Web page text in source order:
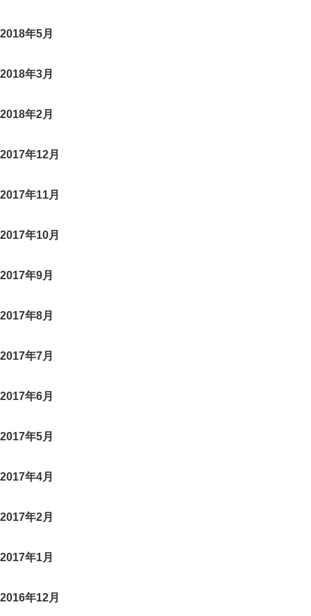
2018年5月
2018年3月
2018年2月
2017年12月
2017年11月
2017年10月
2017年9月
2017年8月
2017年7月
2017年6月
2017年5月
2017年4月
2017年2月
2017年1月
2016年12月